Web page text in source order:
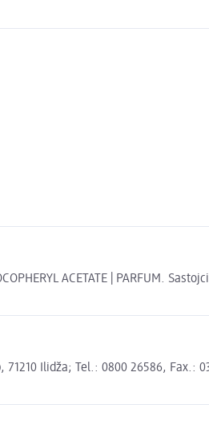
ACETATE | PARFUM.
Ilidža; Tel.: 0800 26586, Fax.: